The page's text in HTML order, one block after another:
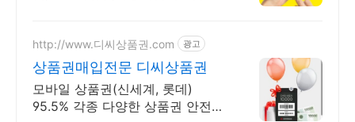
http://www.디씨상품권.com 광고
상품권매입전문 디씨상품권
모바일 상품권(신세계, 롯데)
95.5% 각종 다양한 상품권 안전